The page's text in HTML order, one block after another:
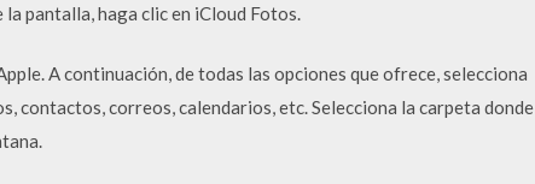
pantalla, haga clic en iCloud Fotos.
A continuación, de todas las opciones que ofrece, selecciona
contactos, correos, calendarios, etc. Selecciona la carpeta donde